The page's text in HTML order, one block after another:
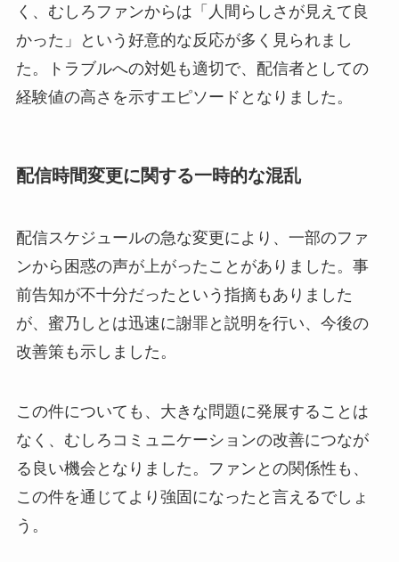
く、むしろファンからは「人間らしさが見えて良
かった」という好意的な反応が多く見られまし
た。トラブルへの対処も適切で、配信者としての
経験値の高さを示すエピソードとなりました。
配信時間変更に関する一時的な混乱
配信スケジュールの急な変更により、一部のファ
ンから困惑の声が上がったことがありました。事
前告知が不十分だったという指摘もありました
が、蜜乃しとは迅速に謝罪と説明を行い、今後の
改善策も示しました。
この件についても、大きな問題に発展することは
なく、むしろコミュニケーションの改善につなが
る良い機会となりました。ファンとの関係性も、
この件を通じてより強固になったと言えるでしょ
う。